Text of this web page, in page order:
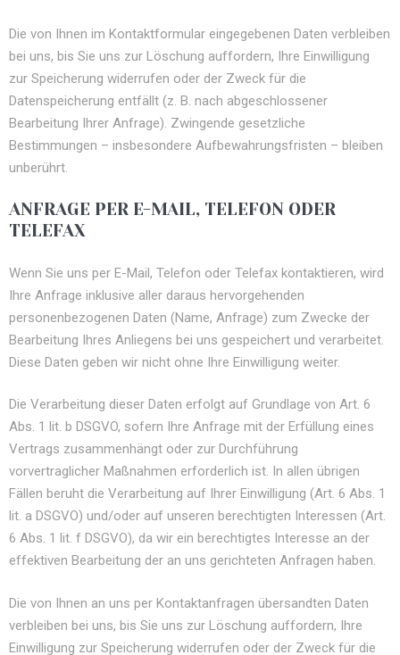
Die von Ihnen im Kontaktformular eingegebenen Daten verbleiben
bei uns, bis Sie uns zur Löschung auffordern, Ihre Einwilligung
zur Speicherung widerrufen oder der Zweck für die
Datenspeicherung entfällt (z. B. nach abgeschlossener
Bearbeitung Ihrer Anfrage). Zwingende gesetzliche
Bestimmungen – insbesondere Aufbewahrungsfristen – bleiben
unberührt.
ANFRAGE PER E-MAIL, TELEFON ODER
TELEFAX
Wenn Sie uns per E-Mail, Telefon oder Telefax kontaktieren, wird
Ihre Anfrage inklusive aller daraus hervorgehenden
personenbezogenen Daten (Name, Anfrage) zum Zwecke der
Bearbeitung Ihres Anliegens bei uns gespeichert und verarbeitet.
Diese Daten geben wir nicht ohne Ihre Einwilligung weiter.
Die Verarbeitung dieser Daten erfolgt auf Grundlage von Art. 6
Abs. 1 lit. b DSGVO, sofern Ihre Anfrage mit der Erfüllung eines
Vertrags zusammenhängt oder zur Durchführung
vorvertraglicher Maßnahmen erforderlich ist. In allen übrigen
Fällen beruht die Verarbeitung auf Ihrer Einwilligung (Art. 6 Abs. 1
lit. a DSGVO) und/oder auf unseren berechtigten Interessen (Art.
6 Abs. 1 lit. f DSGVO), da wir ein berechtigtes Interesse an der
effektiven Bearbeitung der an uns gerichteten Anfragen haben.
Die von Ihnen an uns per Kontaktanfragen übersandten Daten
verbleiben bei uns, bis Sie uns zur Löschung auffordern, Ihre
Einwilligung zur Speicherung widerrufen oder der Zweck für die